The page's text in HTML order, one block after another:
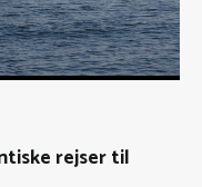
rejser til